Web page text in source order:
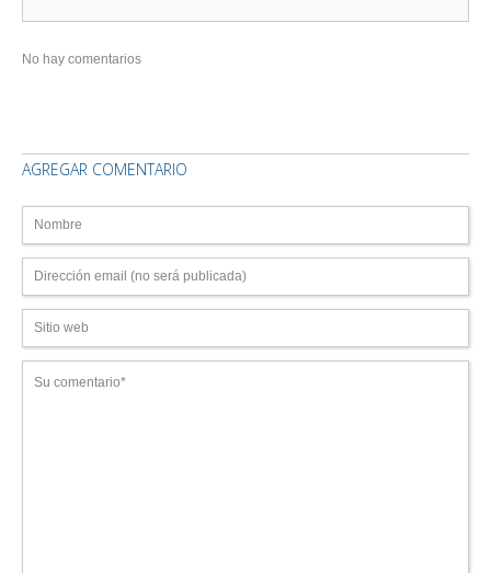
No hay comentarios
AGREGAR COMENTARIO